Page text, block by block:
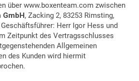
über www.boxenteam.com zwischen
, Zacking 2, 83253 Rimsting,
Herr Igor Hess und
Zeitpunkt des Vertragsschlusses
Allgemeinen
des Kunden wird hiermit